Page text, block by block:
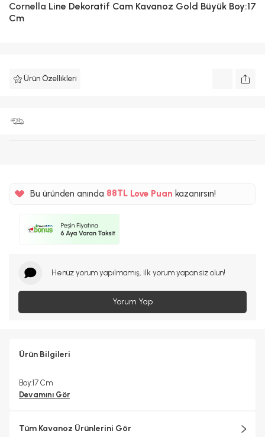
Cornella Line Dekoratif Cam Kavanoz Gold Büyük Boy:17
Cm
Ürün Özellikleri
Bu üründen anında %5 Love Puankazanırsın!
Henüz yorum yapılmamış, ilk yorum yapan siz olun!
Yorum Yap
Ürün Bilgileri
Boy:17 Cm
Devamını Gör
Tüm Kavanoz Ürünlerini Gör